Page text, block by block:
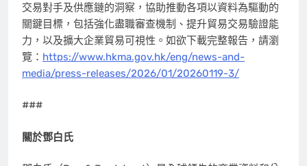
交易對手及供應鏈的洞察，協助推動各項以資料為驅動的
關鍵目標，包括強化盡職審查機制、提升貿易交易驗證能
力，以及擴大企業貿易可視性。如欲下載完整報告，請瀏
覽： https://www.hkma.gov.hk/eng/news-and-
media/press-releases/2026/01/20260119-3/
###
關於鄧白氏